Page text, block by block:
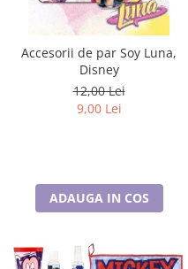
Accesorii de par Soy Luna,
Disney
12,00 Lei
9,00 Lei
ADAUGA IN COS